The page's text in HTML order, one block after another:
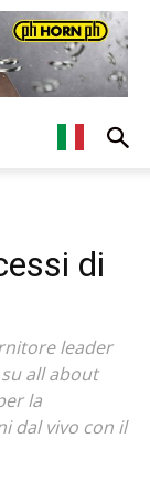
di
leader
all about
la
dal vivo con il